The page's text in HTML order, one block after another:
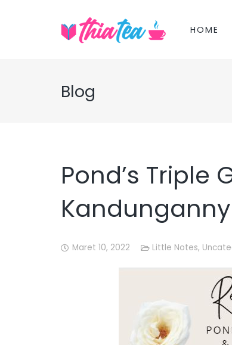
HOME
Blog
Pond’s Triple
Maret 10, 2022 Little Notes,